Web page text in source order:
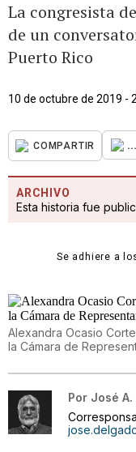
La congresista
de un
Puerto Rico
10 de octubre de 2019 -
COMPARTIR ...
ARCHIVO
Esta historia fue
Se adhiere a
Alexandra Ocasio
la Cámara de
Por José